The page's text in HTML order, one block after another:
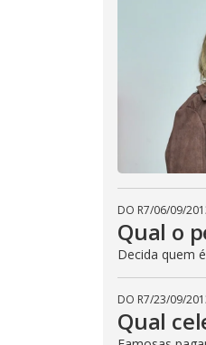
DO R7/06/09/
Qual o
Decida quem
DO R7/23/09/
Qual